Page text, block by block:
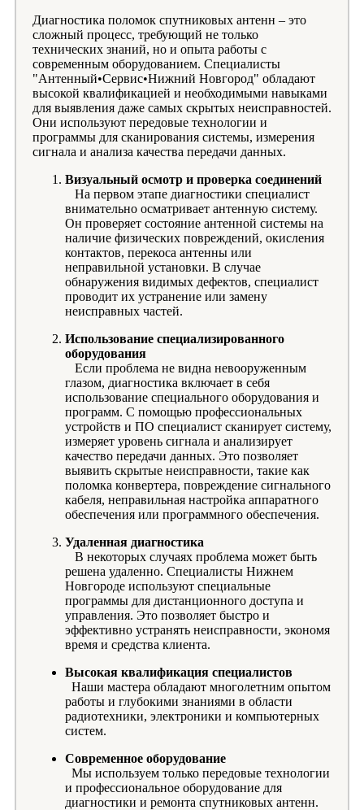
Диагностика поломок спутниковых антенн – это
сложный процесс, требующий не только
технических знаний, но и опыта работы с
современным оборудованием. Специалисты
"Антенный•Сервис•Нижний Новгород" обладают
высокой квалификацией и необходимыми навыками
для выявления даже самых скрытых неисправностей.
Они используют передовые технологии и
программы для сканирования системы, измерения
сигнала и анализа качества передачи данных.
Визуальный осмотр и проверка соединений
На первом этапе диагностики специалист
внимательно осматривает антенную систему.
Он проверяет состояние антенной системы на
наличие физических повреждений, окисления
контактов, перекоса антенны или
неправильной установки. В случае
обнаружения видимых дефектов, специалист
проводит их устранение или замену
неисправных частей.
Использование специализированного
оборудования
Если проблема не видна невооруженным
глазом, диагностика включает в себя
использование специального оборудования и
программ. С помощью профессиональных
устройств и ПО специалист сканирует систему,
измеряет уровень сигнала и анализирует
качество передачи данных. Это позволяет
выявить скрытые неисправности, такие как
поломка конвертера, повреждение сигнального
кабеля, неправильная настройка аппаратного
обеспечения или программного обеспечения.
Удаленная диагностика
В некоторых случаях проблема может быть
решена удаленно. Специалисты Нижнем
Новгороде используют специальные
программы для дистанционного доступа и
управления. Это позволяет быстро и
эффективно устранять неисправности, экономя
время и средства клиента.
Высокая квалификация специалистов
Наши мастера обладают многолетним опытом
работы и глубокими знаниями в области
радиотехники, электроники и компьютерных
систем.
Современное оборудование
Мы используем только передовые технологии
и профессиональное оборудование для
диагностики и ремонта спутниковых антенн.